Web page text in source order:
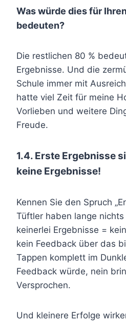
Was würde dies für
bedeuten?
Die restlichen 80 %
Ergebnisse. Und die
Schule immer mit
hatte viel Zeit für meine
Vorlieben und weitere
Freude.
1.4. Erste Ergebnisse
keine Ergebnisse!
Kennen Sie den Spruch
Tüftler haben lange
keinerlei Ergebnisse =
kein Feedback über das
Tappen komplett im
Feedback würde, nein
Versprochen.
Und kleinere Erfolge